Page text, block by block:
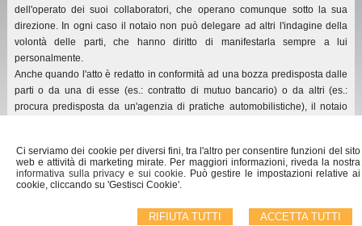
Ci serviamo dei cookie per diversi fini, tra l'altro per consentire funzioni del sito
web e attività di marketing mirate. Per maggiori informazioni, riveda la nostra
informativa sulla privacy e sui cookie. Può gestire le impostazioni relative ai
cookie, cliccando su 'Gestisci Cookie'.
ACCETTA TUTTI
RIFIUTA TUTTI
dell'operato dei suoi collaboratori, che operano comunque sotto la sua
direzione. In ogni caso il notaio non può delegare ad altri l'indagine della
volontà delle parti, che hanno diritto di manifestarla sempre a lui
personalmente.
Anche quando l'atto è redatto in conformità ad una bozza predisposta dalle
parti o da una di esse (es.: contratto di mutuo bancario) o da altri (es.:
procura predisposta da un'agenzia di pratiche automobilistiche), il notaio
tratto dawww.notariato.it